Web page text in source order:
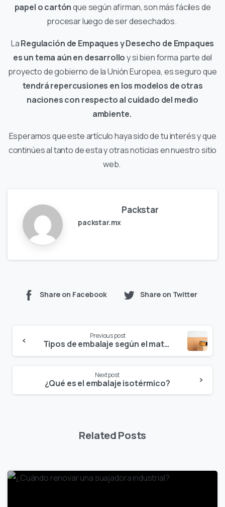
papel o cartónque según afirman, son más fáciles de
procesar luego de ser desechados.
LaRegulación de Empaques y Desecho de Empaques
es un tema aún en desarrolloy si bien forma parte del
proyecto de gobierno de la Unión Europea, es seguro que
tendrá repercusiones en los modelos de otras
naciones con respecto al cuidado del medio
ambiente.
Esperamos que este artículo haya sido de tu interés y que
continúes al tanto de esta y otras noticias en nuestro sitio
web.
Packstar
packstar.mx
Share on Facebook Share on Twitter
Reading
Previous post
Tipos de embalaje según el material de fábrica
Next post
¿Qué es el embalaje isotérmico?
Related Posts